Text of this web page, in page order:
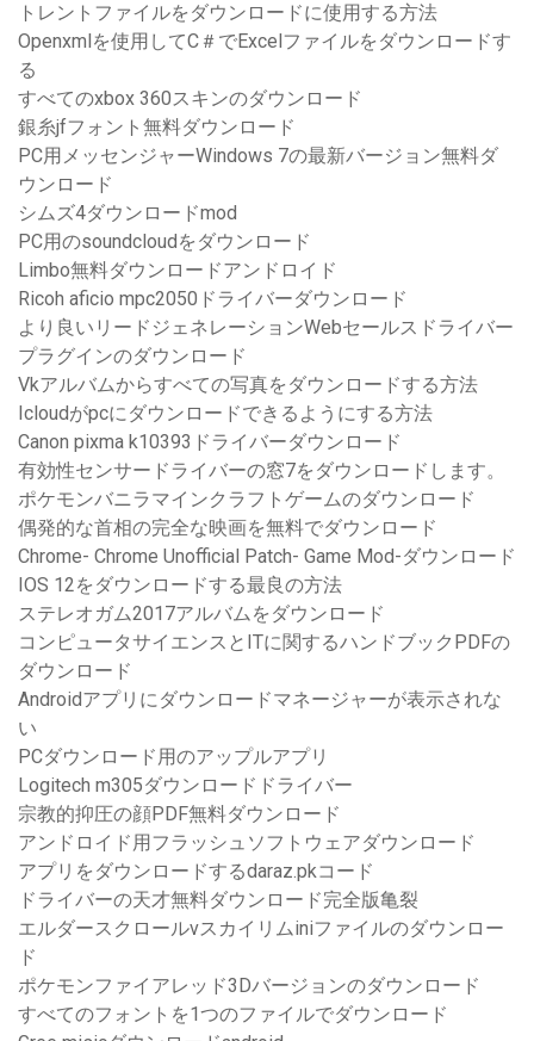
トレントファイルをダウンロードに使用する方法
Openxmlを使用してC＃でExcelファイルをダウンロードす
る
すべてのxbox 360スキンのダウンロード
銀糸jfフォント無料ダウンロード
PC用メッセンジャーWindows 7の最新バージョン無料ダ
ウンロード
シムズ4ダウンロードmod
PC用のsoundcloudをダウンロード
Limbo無料ダウンロードアンドロイド
Ricoh aficio mpc2050ドライバーダウンロード
より良いリードジェネレーションWebセールスドライバー
プラグインのダウンロード
Vkアルバムからすべての写真をダウンロードする方法
Icloudがpcにダウンロードできるようにする方法
Canon pixma k10393ドライバーダウンロード
有効性センサードライバーの窓7をダウンロードします。
ポケモンバニラマインクラフトゲームのダウンロード
偶発的な首相の完全な映画を無料でダウンロード
Chrome- Chrome Unofficial Patch- Game Mod-ダウンロード
IOS 12をダウンロードする最良の方法
ステレオガム2017アルバムをダウンロード
コンピュータサイエンスとITに関するハンドブックPDFの
ダウンロード
Androidアプリにダウンロードマネージャーが表示されな
い
PCダウンロード用のアップルアプリ
Logitech m305ダウンロードドライバー
宗教的抑圧の顔PDF無料ダウンロード
アンドロイド用フラッシュソフトウェアダウンロード
アプリをダウンロードするdaraz.pkコード
ドライバーの天才無料ダウンロード完全版亀裂
エルダースクロールvスカイリムiniファイルのダウンロー
ド
ポケモンファイアレッド3Dバージョンのダウンロード
すべてのフォントを1つのファイルでダウンロード